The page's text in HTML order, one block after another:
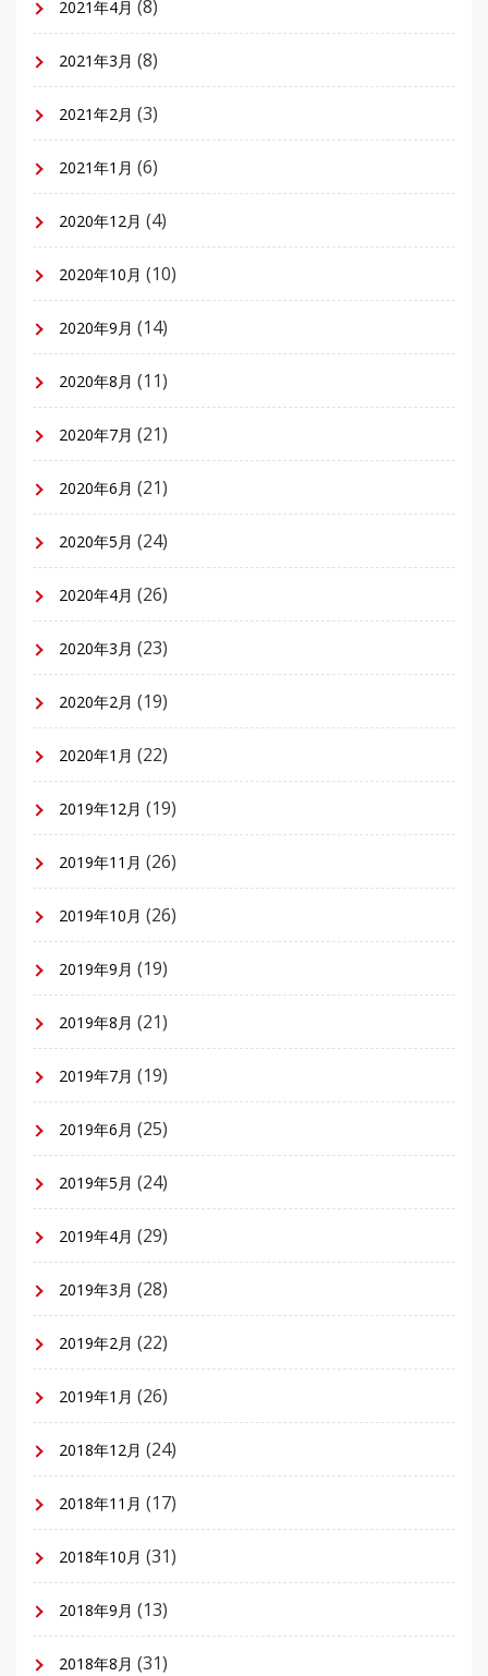
2021年4月 (8)
2021年3月 (8)
2021年2月 (3)
2021年1月 (6)
2020年12月 (4)
2020年10月 (10)
2020年9月 (14)
2020年8月 (11)
2020年7月 (21)
2020年6月 (21)
2020年5月 (24)
2020年4月 (26)
2020年3月 (23)
2020年2月 (19)
2020年1月 (22)
2019年12月 (19)
2019年11月 (26)
2019年10月 (26)
2019年9月 (19)
2019年8月 (21)
2019年7月 (19)
2019年6月 (25)
2019年5月 (24)
2019年4月 (29)
2019年3月 (28)
2019年2月 (22)
2019年1月 (26)
2018年12月 (24)
2018年11月 (17)
2018年10月 (31)
2018年9月 (13)
2018年8月 (31)